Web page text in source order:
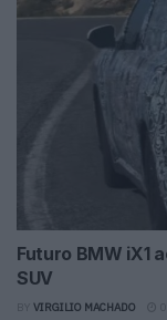
Futuro BMW iX1
SUV
VIRGILIO MACHADO